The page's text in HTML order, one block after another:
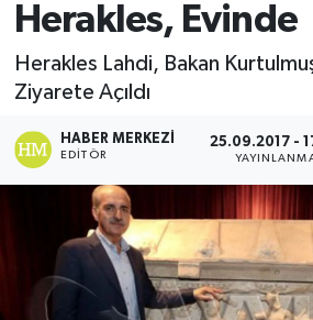
Herakles, Evinde
Herakles Lahdi, Bakan
Ziyarete Açıldı
HABER MERKEZI
EDITÖR
25.09.2017 -